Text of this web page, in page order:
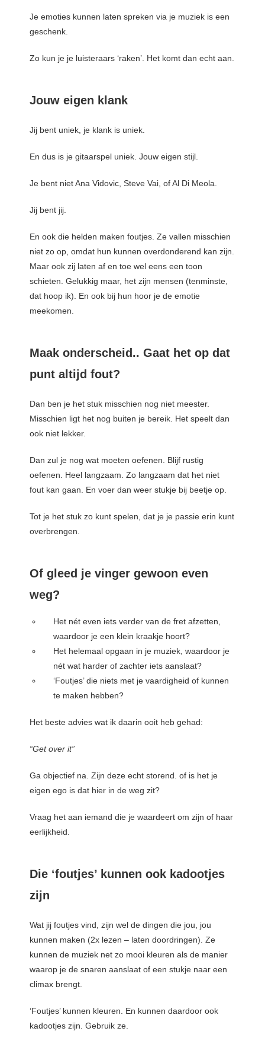
Je emoties kunnen laten spreken via je muziek is een
geschenk.
Zo kun je je luisteraars ‘raken’. Het komt dan echt aan.
Jouw eigen klank
Jij bent uniek, je klank is uniek.
En dus is je gitaarspel uniek. Jouw eigen stijl.
Je bent niet Ana Vidovic, Steve Vai, of Al Di Meola.
Jij bent jij.
En ook die helden maken foutjes. Ze vallen misschien
niet zo op, omdat hun kunnen overdonderend kan zijn.
Maar ook zij laten af en toe wel eens een toon
schieten. Gelukkig maar, het zijn mensen (tenminste,
dat hoop ik). En ook bij hun hoor je de emotie
meekomen.
Maak onderscheid.. Gaat het op dat
punt altijd fout?
Dan ben je het stuk misschien nog niet meester.
Misschien ligt het nog buiten je bereik. Het speelt dan
ook niet lekker.
Dan zul je nog wat moeten oefenen. Blijf rustig
oefenen. Heel langzaam. Zo langzaam dat het niet
fout kan gaan. En voer dan weer stukje bij beetje op.
Tot je het stuk zo kunt spelen, dat je je passie erin kunt
overbrengen.
Of gleed je vinger gewoon even
weg?
Het nét even iets verder van de fret afzetten,
waardoor je een klein kraakje hoort?
Het helemaal opgaan in je muziek, waardoor je
nét wat harder of zachter iets aanslaat?
‘Foutjes’ die niets met je vaardigheid of kunnen
te maken hebben?
Het beste advies wat ik daarin ooit heb gehad:
“Get over it”
Ga objectief na. Zijn deze echt storend. of is het je
eigen ego is dat hier in de weg zit?
Vraag het aan iemand die je waardeert om zijn of haar
eerlijkheid.
Die ‘foutjes’ kunnen ook kadootjes
zijn
Wat jij foutjes vind, zijn wel de dingen die jou, jou
kunnen maken (2x lezen – laten doordringen). Ze
kunnen de muziek net zo mooi kleuren als de manier
waarop je de snaren aanslaat of een stukje naar een
climax brengt.
‘Foutjes’ kunnen kleuren. En kunnen daardoor ook
kadootjes zijn. Gebruik ze.